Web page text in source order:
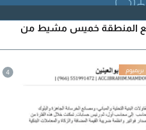
المنطقة خميس مشيط من
4